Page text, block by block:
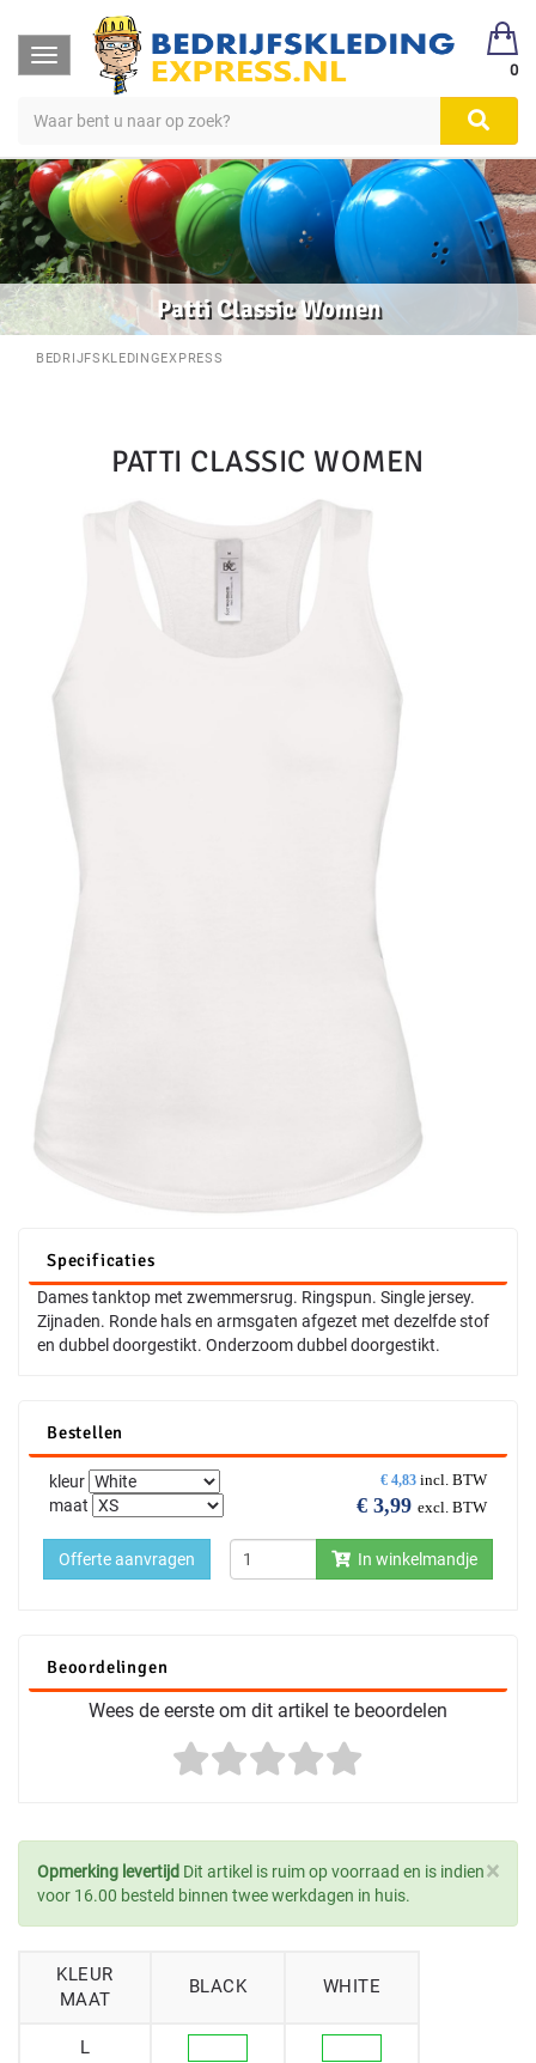
Toggle
navigation
0
Patti Classic Women
BEDRIJFSKLEDINGEXPRESS
PATTI CLASSIC WOMEN
Specificaties
Dames tanktop met zwemmersrug. Ringspun. Single jersey.
Zijnaden. Ronde hals en armsgaten afgezet met dezelfde stof
en dubbel doorgestikt. Onderzoom dubbel doorgestikt.
Bestellen
€ 4,83 incl. BTW
€ 3,99 excl. BTW
kleur
maat
In winkelmandje
Offerte aanvragen
Beoordelingen
Wees de eerste om dit artikel te beoordelen
×
Opmerking levertijd Dit artikel is ruim op voorraad en is indien
voor 16.00 besteld binnen twee werkdagen in huis.
KLEUR
MAAT
BLACK WHITE
L